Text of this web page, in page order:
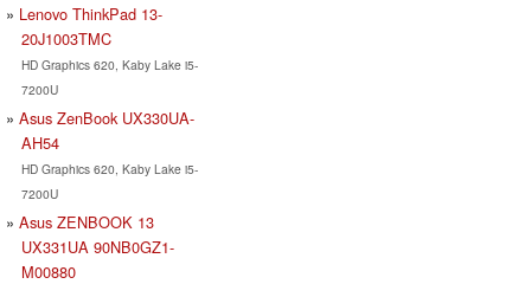
Lenovo ThinkPad 13-
20J1003TMC
HD Graphics 620, Kaby Lake i5-
7200U
Asus ZenBook UX330UA-
AH54
HD Graphics 620, Kaby Lake i5-
7200U
Asus ZENBOOK 13
UX331UA 90NB0GZ1-
M00880